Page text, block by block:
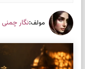
مولف:نگار چمنی